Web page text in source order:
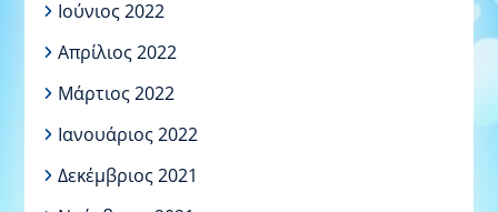
Ιούνιος 2022
Απρίλιος 2022
Μάρτιος 2022
Ιανουάριος 2022
Δεκέμβριος 2021